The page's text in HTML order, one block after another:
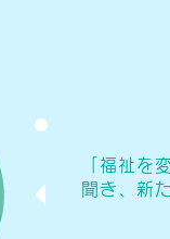
「福祉を
聞き、新